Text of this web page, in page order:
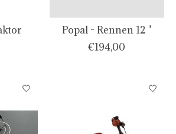
Popal - Rennen 12 "
€194,00